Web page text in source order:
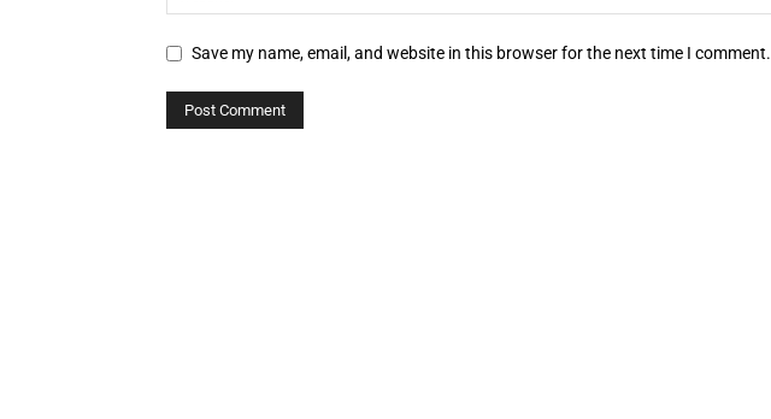
Save my name, email, and website in this browser for the next time I comment.